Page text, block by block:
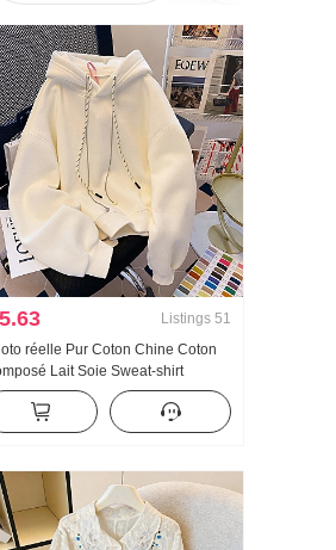
5.63 Listings 51
réelle Pur Coton Chine Coton
Lait Soie Sweat-shirt
Version légère 2025 Automne
Avec capuche Manches
T-shirt Top